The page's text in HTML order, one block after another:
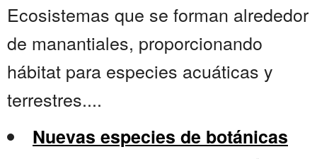
Ecosistemas que se forman alrededor
de manantiales, proporcionando
hábitat para especies acuáticas y
terrestres....
Nuevas especies de botánicas